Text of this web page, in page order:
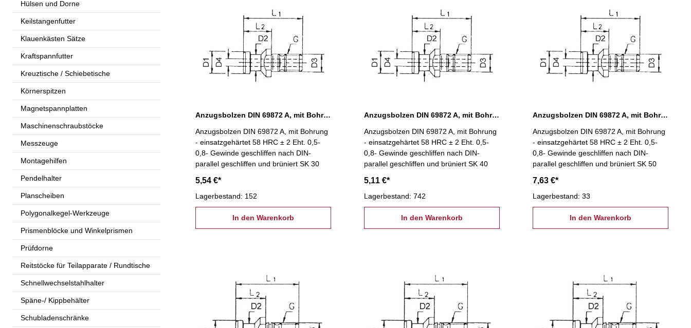
Hülsen und Dorne
Keilstangenfutter
Klauenkästen Sätze
Kraftspannfutter
Kreuztische / Schiebetische
Körnerspitzen
Magnetspannplatten
Maschinenschraubstöcke
Messzeuge
Montagehilfen
Pendelhalter
Planscheiben
Polygonalkegel-Werkzeuge
Prismenblöcke und Winkelprismen
Prüfdorne
Reitstöcke für Teilapparate / Rundtische
Schnellwechselstahlhalter
Späne-/ Kippbehälter
Schubladenschränke
Anzugsbolzen DIN 69872 A, mit Bohrung, SK 30
Anzugsbolzen DIN 69872 A, mit Bohrung
- einsatzgehärtet 58 HRC ± 2 Eht. 0,5-
0,8- Gewinde geschliffen nach DIN-
parallel geschliffen und brüniert SK 30
5,54 €*
Lagerbestand: 152
In den Warenkorb
Anzugsbolzen DIN 69872 A, mit Bohrung, SK 40
Anzugsbolzen DIN 69872 A, mit Bohrung
- einsatzgehärtet 58 HRC ± 2 Eht. 0,5-
0,8- Gewinde geschliffen nach DIN-
parallel geschliffen und brüniert SK 40
5,11 €*
Lagerbestand: 742
In den Warenkorb
Anzugsbolzen DIN 69872 A, mit Bohrung, SK 50
Anzugsbolzen DIN 69872 A, mit Bohrung
- einsatzgehärtet 58 HRC ± 2 Eht. 0,5-
0,8- Gewinde geschliffen nach DIN-
parallel geschliffen und brüniert SK 50
7,63 €*
Lagerbestand: 33
In den Warenkorb